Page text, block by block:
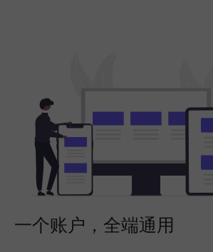
一个账户，全端通用